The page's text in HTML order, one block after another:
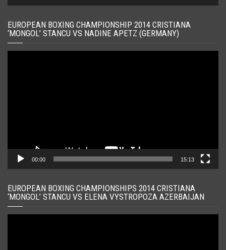
EUROPEAN BOXING CHAMPIONSHIP 2014 CRISTIANA
‘MONGOL’ STANCU VS NADINE APETZ (GERMANY)
00:00 15:13
EUROPEAN BOXING CHAMPIONSHIPS 2014 CRISTIANA
‘MONGOL’ STANCU VS ELENA VYSTROPOZA AZERBAIJAN